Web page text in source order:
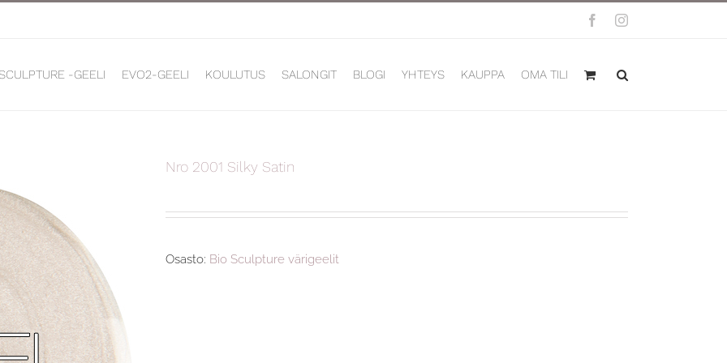
FacebookInstagram
-GEELI EVO2-GEELI KOULUTUS SALONGIT BLOGI YHTEYS KAUPPA OMA TILI
Nro 2001 Silky Satin
Osasto: Bio Sculpture värigeelit